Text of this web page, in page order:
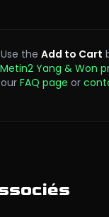
the Add to Cart
Metin2 Yang & Won
FAQ page or